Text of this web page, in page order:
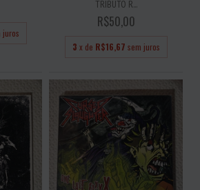
juros
TRIBUTO R...
R$50,00
3 x de R$16,67 sem juros